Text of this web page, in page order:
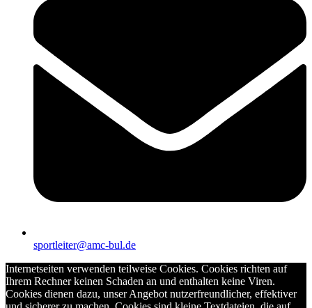
sportleiter@amc-bul.de
Internetseiten verwenden teilweise Cookies. Cookies richten auf
Ihrem Rechner keinen Schaden an und enthalten keine Viren.
Cookies dienen dazu, unser Angebot nutzerfreundlicher, effektiver